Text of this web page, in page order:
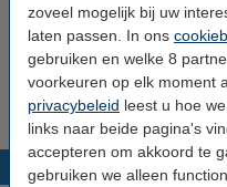
zoveel mogelijk bij uw
laten passen. In ons
gebruiken en welke 8
voorkeuren op elk moment
privacybeleid leest u hoe
links naar beide pagina's
accepteren om akkoord te
gebruiken we alleen
Tip
Wij adviseren u deze toner
Canon-uitvoering.